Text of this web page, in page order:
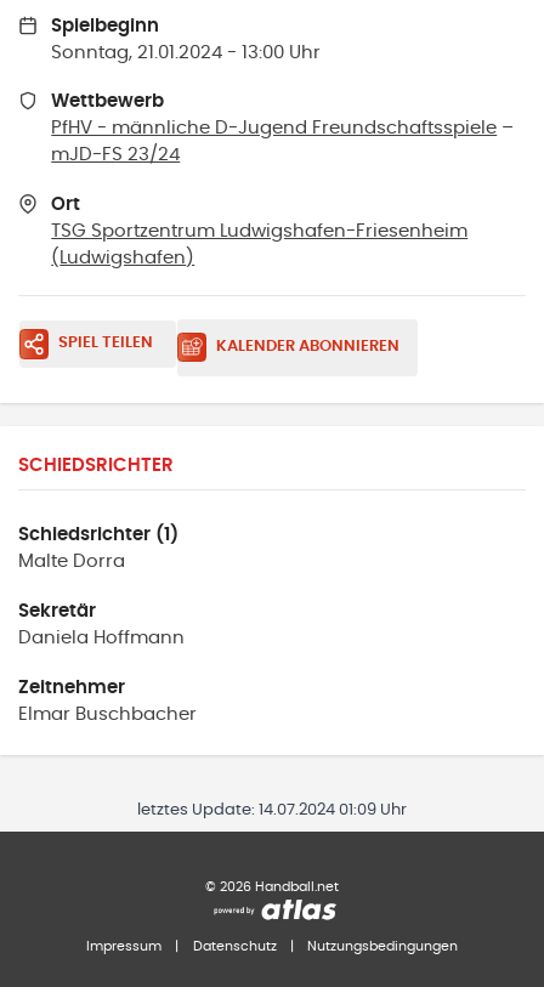
Spielbeginn
Sonntag, 21.01.2024 - 13:00 Uhr
Wettbewerb
PfHV - männliche D-Jugend Freundschaftsspiele –
mJD-FS 23/24
Ort
TSG Sportzentrum Ludwigshafen-Friesenheim
( Ludwigshafen )
SPIEL TEILEN KALENDER ABONNIEREN
SCHIEDSRICHTER
Schiedsrichter (1)
Malte Dorra
Sekretär
Daniela Hoffmann
Zeitnehmer
Elmar Buschbacher
letztes Update: 14.07.2024 01:09 Uhr
© 2026 Handball.net
Impressum Datenschutz Nutzungsbedingungen